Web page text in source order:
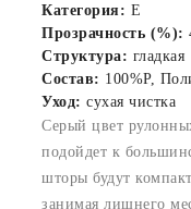
Категория: E
Прозрачность (%):
Структура: гладкая
Состав: 100%P,
Уход: сухая чистка
Серый цвет
подойдет к
шторы будут
занимая лишнего